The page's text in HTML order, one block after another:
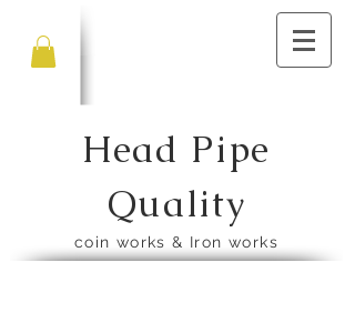
Head Pipe
Quality
​coin works & Iron works